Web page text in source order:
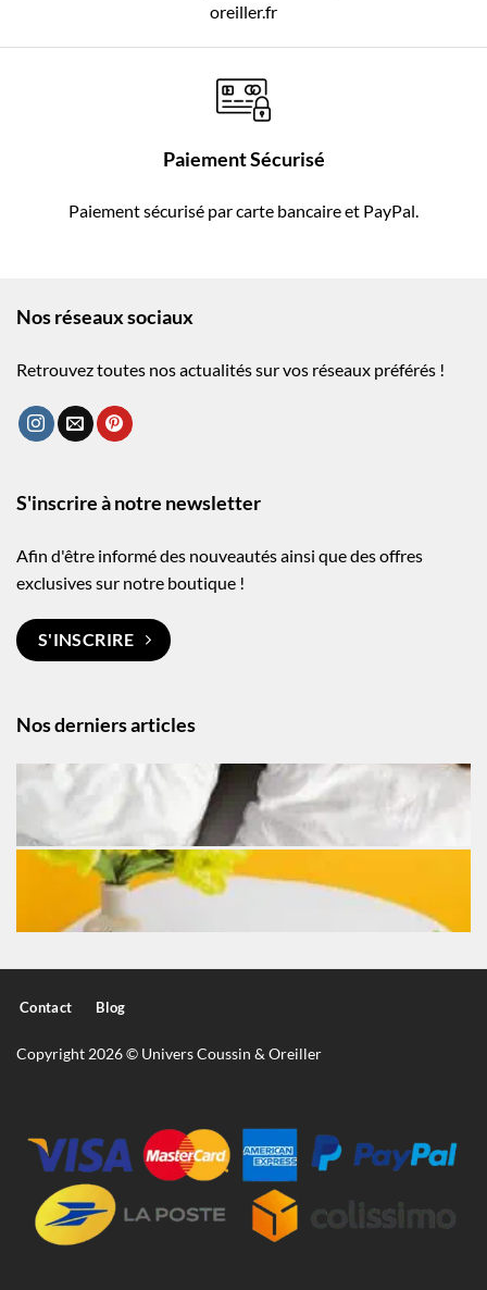
oreiller.fr
Paiement Sécurisé
Paiement sécurisé par carte bancaire et PayPal.
Nos réseaux sociaux
Retrouvez toutes nos actualités sur vos réseaux préférés !
Nos derniers articles
S'inscrire à notre newsletter
Afin d'être informé des nouveautés ainsi que des offres
exclusives sur notre boutique !
S'INSCRIRE
Contact Blog
Copyright 2026 © Univers Coussin & Oreiller